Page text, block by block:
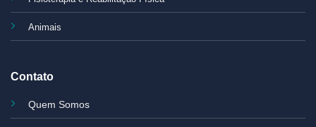
Animais
Contato
Quem Somos